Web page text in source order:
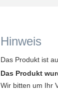
Hinweis
Das Produkt ist
Das Produkt
Wir bitten um Ihr